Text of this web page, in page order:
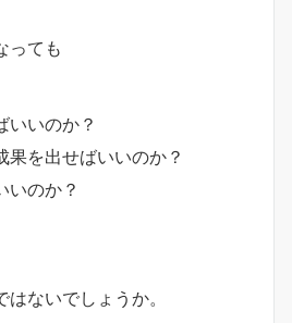
っても
いいのか？
果を出せばいいのか？
いのか？
ないでしょうか。